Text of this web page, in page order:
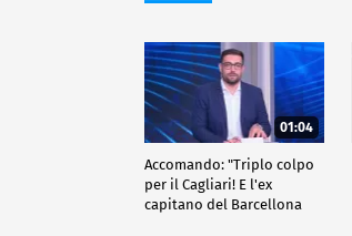
01:04
Accomando: "Triplo colpo
per il Cagliari! E l'ex
capitano del Barcellona